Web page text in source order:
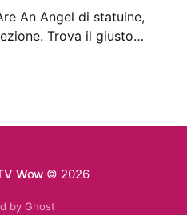
An Angel di statuine,
Trova il giusto
Wow © 2026
by Ghost